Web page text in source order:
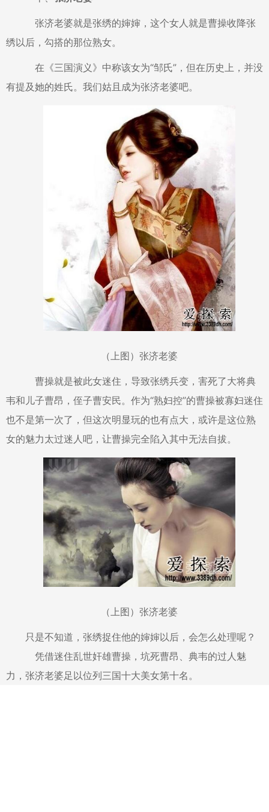
张济老婆就是张绣的婶婶，这个女人就是曹操收降张
绣以后，勾搭的那位熟女。
在《三国演义》中称该女为“邹氏”，但在历史上，并没
有提及她的姓氏。我们姑且成为张济老婆吧。
（上图）张济老婆
曹操就是被此女迷住，导致张绣兵变，害死了大将典
韦和儿子曹昂，侄子曹安民。作为“熟妇控”的曹操被寡妇迷住
也不是第一次了，但这次明显玩的也有点大，或许是这位熟
女的魅力太过迷人吧，让曹操完全陷入其中无法自拔。
（上图）张济老婆
只是不知道，张绣捉住他的婶婶以后，会怎么处理呢？
凭借迷住乱世奸雄曹操，坑死曹昂、典韦的过人魅
力，张济老婆足以位列三国十大美女第十名。